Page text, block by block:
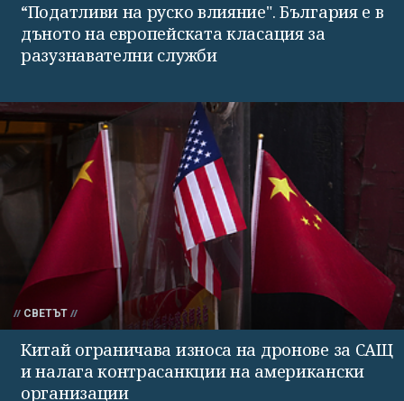
“Податливи на руско влияние". България е в
дъното на европейската класация за
разузнавателни служби
СВЕТЪТ
Китай ограничава износа на дронове за САЩ
и налага контрасанкции на американски
организации